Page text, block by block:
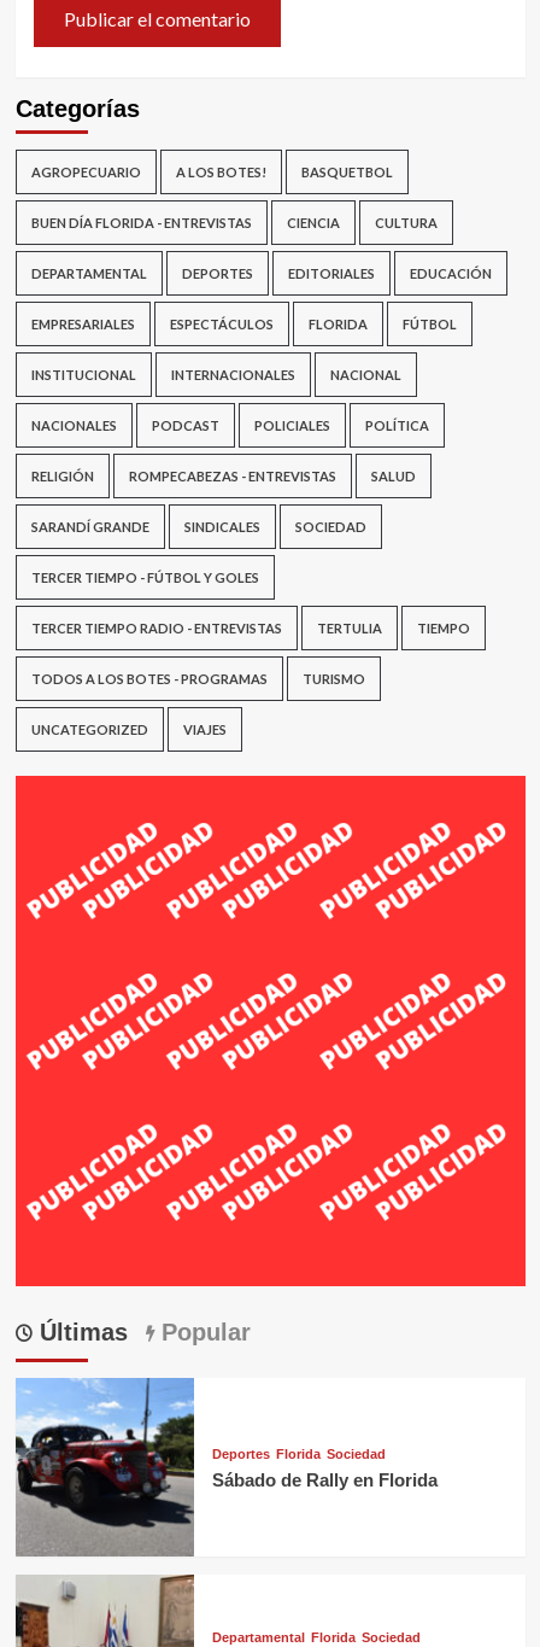
Categorías
AGROPECUARIO A LOS BOTES! BASQUETBOL
BUEN DÍA FLORIDA - ENTREVISTAS CIENCIA CULTURA
DEPARTAMENTAL DEPORTES EDITORIALES EDUCACIÓN
EMPRESARIALES ESPECTÁCULOS FLORIDA FÚTBOL
INSTITUCIONAL INTERNACIONALES NACIONAL
NACIONALES PODCAST POLICIALES POLÍTICA
RELIGIÓN ROMPECABEZAS - ENTREVISTAS SALUD
SARANDÍ GRANDE SINDICALES SOCIEDAD
TERCER TIEMPO - FÚTBOL Y GOLES
TERCER TIEMPO RADIO - ENTREVISTAS TERTULIA TIEMPO
TODOS A LOS BOTES - PROGRAMAS TURISMO
UNCATEGORIZED VIAJES
Últimas Popular
Deportes Florida Sociedad
Sábado de Rally en Florida
Departamental Florida Sociedad